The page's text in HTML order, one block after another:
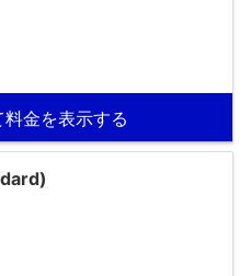
金を表示する